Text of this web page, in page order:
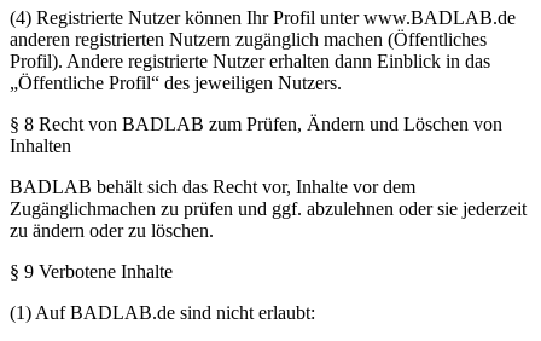
(4) Registrierte Nutzer können Ihr Profil unter www.BADLAB.de
anderen registrierten Nutzern zugänglich machen (Öffentliches
Profil). Andere registrierte Nutzer erhalten dann Einblick in das
„Öffentliche Profil“ des jeweiligen Nutzers.
§ 8 Recht von BADLAB zum Prüfen, Ändern und Löschen von
Inhalten
BADLAB behält sich das Recht vor, Inhalte vor dem
Zugänglichmachen zu prüfen und ggf. abzulehnen oder sie jederzeit
zu ändern oder zu löschen.
§ 9 Verbotene Inhalte
(1) Auf BADLAB.de sind nicht erlaubt: